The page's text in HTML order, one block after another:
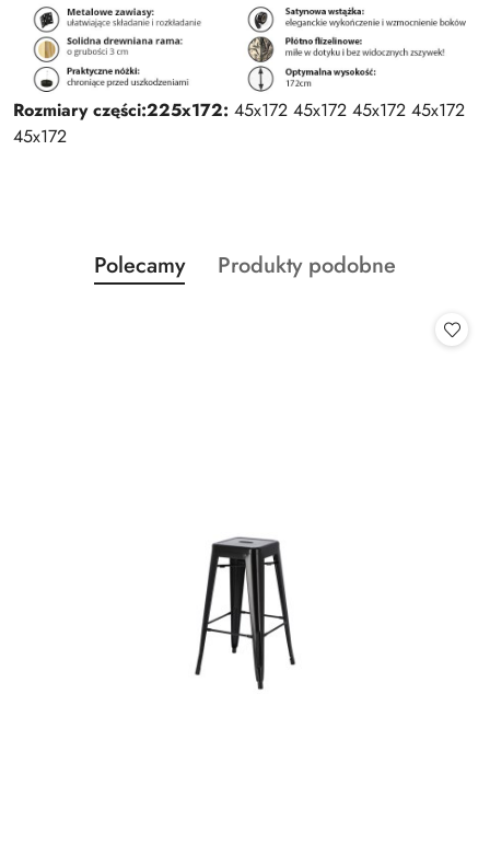
Rozmiary części:225x172: 45x172 45x172 45x172 45x172
45x172
Pomiń karuzelę produktów
Produkty
o
Polecamy
Produkty
Produkty podobne